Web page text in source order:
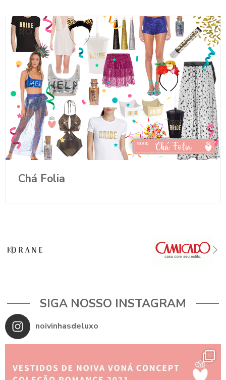
Chá Folia
SIGA NOSSO INSTAGRAM
noivinhasdeluxo